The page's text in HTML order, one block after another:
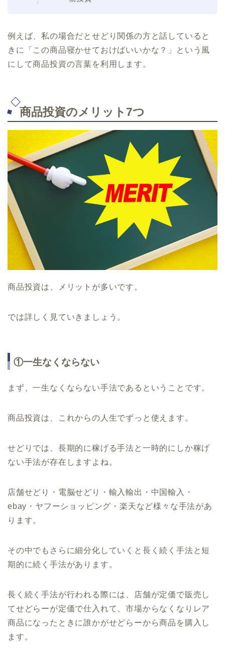
例えば、私の場合だとせどり関係の方と話していると
きに「この商品寝かせておけばいいかな？」という風
にして商品投資の言葉を利用します。
商品投資のメリット7つ
商品投資は、メリットが多いです。
では詳しく見ていきましょう。
①一生なくならない
まず、一生なくならない手法であるということです。
商品投資は、これからの人生でずっと使えます。
せどりでは、長期的に稼げる手法と一時的にしか稼げ
ない手法が存在しますよね。
店舗せどり・電脳せどり・輸入輸出・中国輸入・
ebay・ヤフーショッピング・楽天など様々な手法があ
ります。
その中でもさらに細分化していくと長く続く手法と短
期的に続く手法があります。
長く続く手法が行われる際には、店舗が定価で販売し
てせどらーが定価で仕入れて、市場からなくなりレア
商品になったときに誰かがせどらーから商品を購入し
ます。